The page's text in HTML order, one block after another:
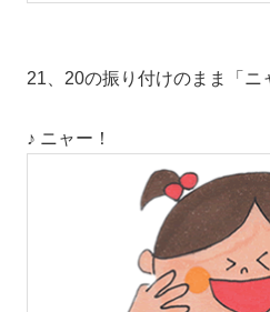
21、20の振り付けのまま「ニ
♪ ニャー！